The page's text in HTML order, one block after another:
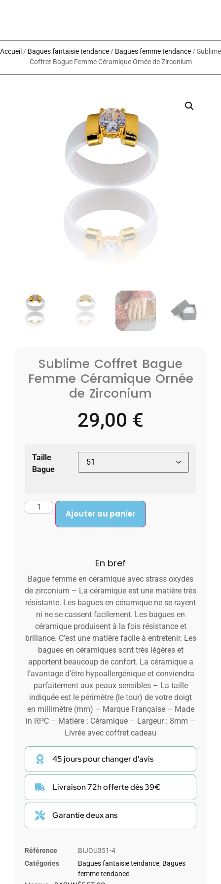
Accueil / Bagues fantaisie tendance/ Bagues femme tendance/ Sublime
Coffret Bague Femme Céramique Ornée de Zirconium
Sublime Coffret Bague
Femme Céramique Ornée
de Zirconium
29,00 €
Taille
Bague
Ajouter au panier
En bref
Bague femme en céramique avec strass oxydes
de zirconium – La céramique est une matière très
résistante. Les bagues en céramique ne se rayent
ni ne se cassent facilement. Les bagues en
céramique produisent à la fois résistance et
brillance. C’est une matière facile à entretenir. Les
bagues en céramiques sont très légères et
apportent beaucoup de confort. La céramique a
l’avantage d’être hypoallergénique et conviendra
parfaitement aux peaux sensibles – La taille
indiquée est le périmètre (le tour) de votre doigt
en millimètre (mm) – Marque Française – Made
in RPC – Matière : Céramique – Largeur : 8mm –
Livrée avec coffret cadeau
45 jours pour changer d'avis
Livraison 72h offerte dès 39€
Garantie deux ans
Référence
BIJOU351-4
Catégories
Bagues fantaisie tendance, Bagues
femme tendance